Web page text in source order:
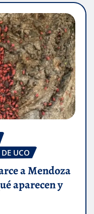
UCO
a Mendoza
aparecen y